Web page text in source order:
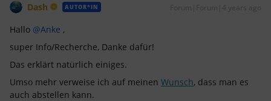
Dash AUTOR*IN Forum|Forum|4 years ago
Hallo @Anke ,
super Info/Recherche, Danke dafür!
Das erklärt natürlich einiges.
Umso mehr verweise ich auf meinen Wunsch, dass man es
auch abstellen kann.